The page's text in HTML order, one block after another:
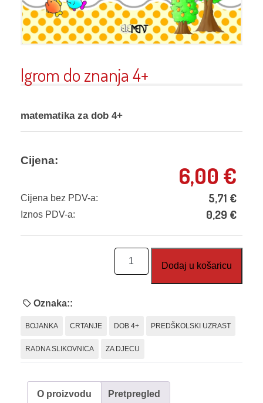
Igrom do znanja 4+
matematika za dob 4+
Cijena:
6,00 €
Cijena bez PDV-a: 5,71 €
Iznos PDV-a: 0,29 €
Dodaj u košaricu
Oznaka::
BOJANKA CRTANJE DOB 4+ PREDŠKOLSKI UZRAST
RADNA SLIKOVNICA ZA DJECU
O proizvodu Pretpregled